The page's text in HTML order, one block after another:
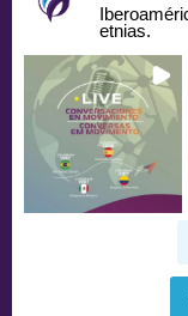
etnias.